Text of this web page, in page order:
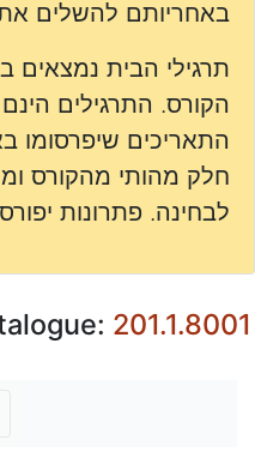
באחריותם להשלים
תרגילי הבית
הקורס. התרגילים
התאריכים שיפרסומו
חלק מהותי מהקורס
לבחינה. פתרונות
201.1.8001